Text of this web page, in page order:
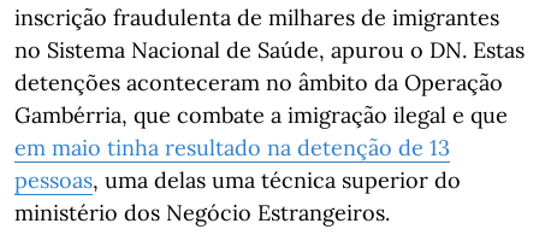
inscrição fraudulenta de milhares de imigrantes
no Sistema Nacional de Saúde, apurou o DN. Estas
detenções aconteceram no âmbito da Operação
Gambérria, que combate a imigração ilegal e que
em maio tinha resultado na detenção de 13
pessoas, uma delas uma técnica superior do
ministério dos Negócio Estrangeiros.